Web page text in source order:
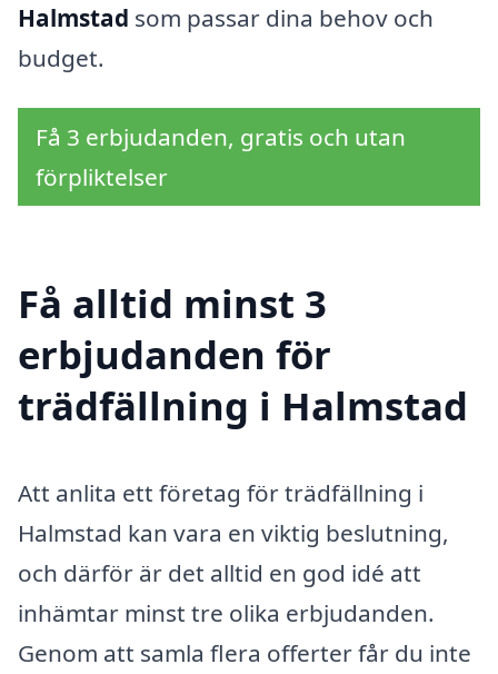
Halmstad som passar dina behov och
budget.
Få 3 erbjudanden, gratis och utan
förpliktelser
Få alltid minst 3
erbjudanden för
trädfällning i Halmstad
Att anlita ett företag för trädfällning i
Halmstad kan vara en viktig beslutning,
och därför är det alltid en god idé att
inhämtar minst tre olika erbjudanden.
Genom att samla flera offerter får du inte